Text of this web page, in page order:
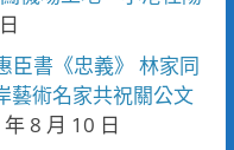
臣書《忠義》 林家同
藝術名家共祝關公文
8 月 10 日